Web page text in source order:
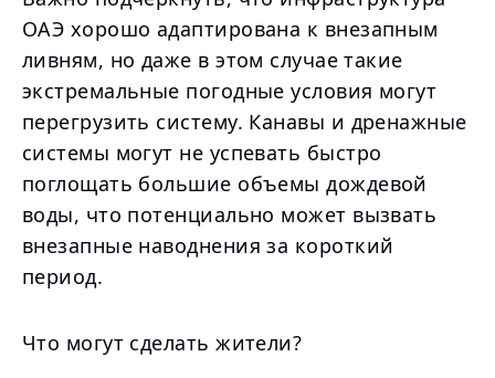
ОАЭ хорошо адаптирована к внезапным
ливням, но даже в этом случае такие
экстремальные погодные условия могут
перегрузить систему. Канавы и дренажные
системы могут не успевать быстро
поглощать большие объемы дождевой
воды, что потенциально может вызвать
внезапные наводнения за короткий
период.
Что могут сделать жители?